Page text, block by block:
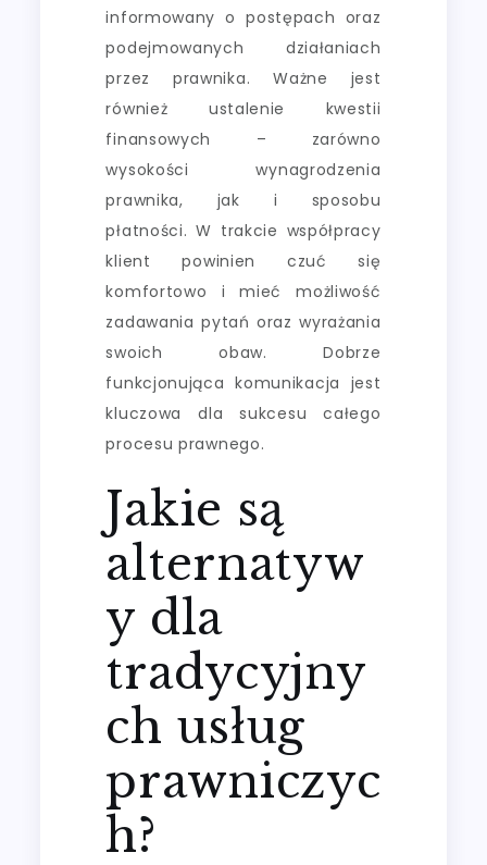
informowany o postępach oraz
podejmowanych działaniach
przez prawnika. Ważne jest
również ustalenie kwestii
finansowych – zarówno
wysokości wynagrodzenia
prawnika, jak i sposobu
płatności. W trakcie współpracy
klient powinien czuć się
komfortowo i mieć możliwość
zadawania pytań oraz wyrażania
swoich obaw. Dobrze
funkcjonująca komunikacja jest
kluczowa dla sukcesu całego
procesu prawnego.
Jakie są
alternatyw
y dla
tradycyjny
ch usług
prawniczyc
h?